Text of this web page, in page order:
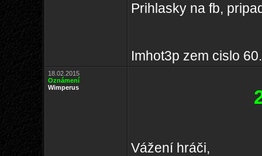
Prihlasky na fb,
Imhot3p zem cislo 60.
18.02.2015
Oznámení
Wimperus
Vážení hráči,